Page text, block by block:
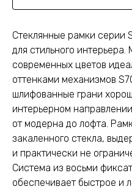
Стеклянные рамки серии
для стильного
современных цветов
оттенками механизмов
шлифованные грани
интерьерном
от модерна до лофта.
закаленного стекла,
и практически не
Система из восьми
обеспечивает быстрое и